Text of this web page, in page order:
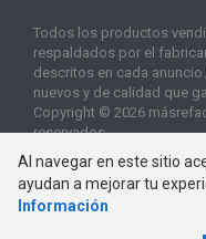
Todos los productos
respaldados por el
descritos en cada
nuevos y de calidad que
Copyright © 2026
reservados
Al navegar en este sitio
ayudan a mejorar tu
Información